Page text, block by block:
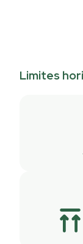
Limites